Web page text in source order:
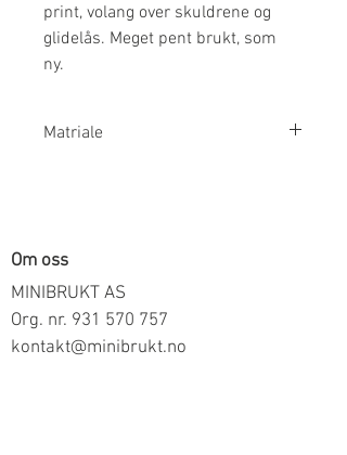
print, volang over skuldrene og
glidelås. Meget pent brukt, som
ny.
Matriale
Om oss
MINIBRUKT AS
Org. nr. 931 570 757
kontakt@minibrukt.no